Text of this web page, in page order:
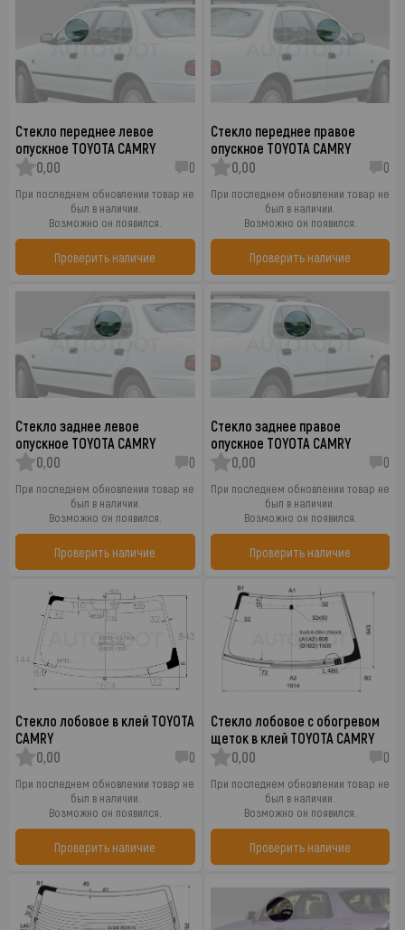
Стекло переднее левое
опускное TOYOTA CAMRY
0,00
0
При последнем обновлении товар не
был в наличии.
Возможно он появился.
Проверить наличие
Стекло переднее правое
опускное TOYOTA CAMRY
0,00
0
При последнем обновлении товар не
был в наличии.
Возможно он появился.
Проверить наличие
Стекло заднее левое
опускное TOYOTA CAMRY
0,00
0
При последнем обновлении товар не
был в наличии.
Возможно он появился.
Проверить наличие
Стекло заднее правое
опускное TOYOTA CAMRY
0,00
0
При последнем обновлении товар не
был в наличии.
Возможно он появился.
Проверить наличие
Стекло лобовое в клей TOYOTA
CAMRY
0,00
0
При последнем обновлении товар не
был в наличии.
Возможно он появился.
Проверить наличие
Стекло лобовое с обогревом
щеток в клей TOYOTA CAMRY
0,00
0
При последнем обновлении товар не
был в наличии.
Возможно он появился.
Проверить наличие